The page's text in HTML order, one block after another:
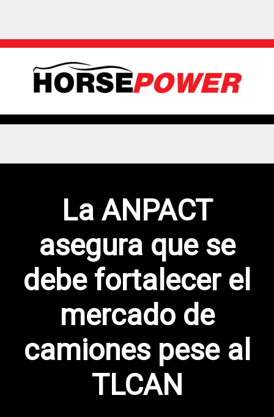
La ANPACT
asegura que se
debe fortalecer el
mercado de
camiones pese al
TLCAN